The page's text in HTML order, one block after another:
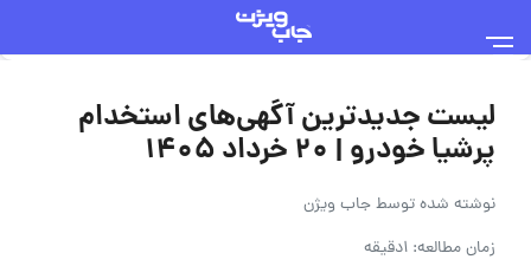
لیست جدیدترین آگهی‌های استخدام
پرشیا خودرو | ۲۰ خرداد ۱۴۰۵
نوشته شده توسطجاب ویژن
زمان مطالعه: 1دقیقه